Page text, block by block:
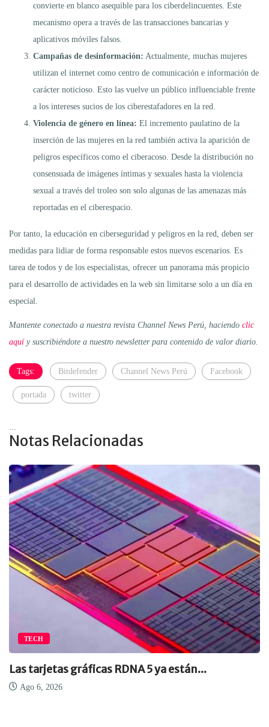
convierte en blanco asequible para los ciberdelincuentes. Este
mecanismo opera a través de las transacciones bancarias y
aplicativos móviles falsos.
Campañas de desinformación: Actualmente, muchas mujeres
utilizan el internet como centro de comunicación e información de
carácter noticioso. Esto las vuelve un público influenciable frente
a los intereses sucios de los ciberestafadores en la red.
Violencia de género en línea: El incremento paulatino de la
inserción de las mujeres en la red también activa la aparición de
peligros específicos como el ciberacoso. Desde la distribución no
consensuada de imágenes íntimas y sexuales hasta la violencia
sexual a través del troleo son solo algunas de las amenazas más
reportadas en el ciberespacio.
Por tanto, la educación en ciberseguridad y peligros en la red, deben ser
medidas para lidiar de forma responsable estos nuevos escenarios. Es
tarea de todos y de los especialistas, ofrecer un panorama más propicio
para el desarrollo de actividades en la web sin limitarse solo a un día en
especial.
Mantente conectado a nuestra revista Channel News Perú, haciendo clic
aquíy suscribiéndote a nuestro newsletter para contenido de valor diario.
Tags: Bitdefender Channel News Perú Facebook
portada twitter
Notas Relacionadas
TECH
Las tarjetas gráficas RDNA 5 ya están...
Ago 6, 2026